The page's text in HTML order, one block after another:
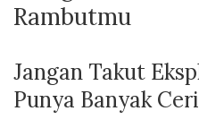
Rambutmu
Jangan Takut
Punya Banyak